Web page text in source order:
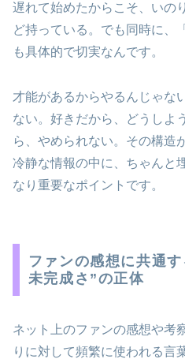
遅れて始めたからこそ、いの
ど持っている。でも同時に、
も具体的で切実なんです。
才能があるからやるんじゃな
ない。好きだから、どうしよ
ら、やめられない。その構造
冷静な情報の中に、ちゃんと
なり重要なポイントです。
ファンの感想に共通
未完成さ”の正体
ネット上のファンの感想や考
りに対して頻繁に使われる言